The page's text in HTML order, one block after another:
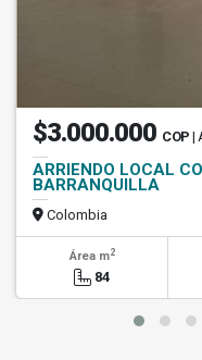
$3.000.000 COP |
ARRIENDO LOCAL
BARRANQUILLA
Colombia
Área m2
84